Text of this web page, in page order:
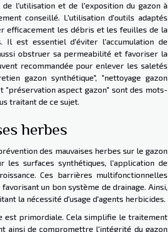
l'utilisation et de l'exposition du gazon à
conseillé. L'utilisation d'outils adaptés
efficacement les débris et les feuilles de la
Il est essentiel d'éviter l'accumulation de
obstruer sa permeabilité et favoriser la
recommandée pour enlever les saletés
gazon synthétique", "nettoyage gazon
"préservation aspect gazon" sont des mots-
traitant de ce sujet.
herbes
des mauvaises herbes sur le gazon
les surfaces synthétiques, l'application de
Ces barrières multifonctionnelles
un bon système de drainage. Ainsi,
la nécessité d'usage d'agents herbicides.
est primordiale. Cela simplifie le traitement
ainsi de compromettre l'intégrité du gazon